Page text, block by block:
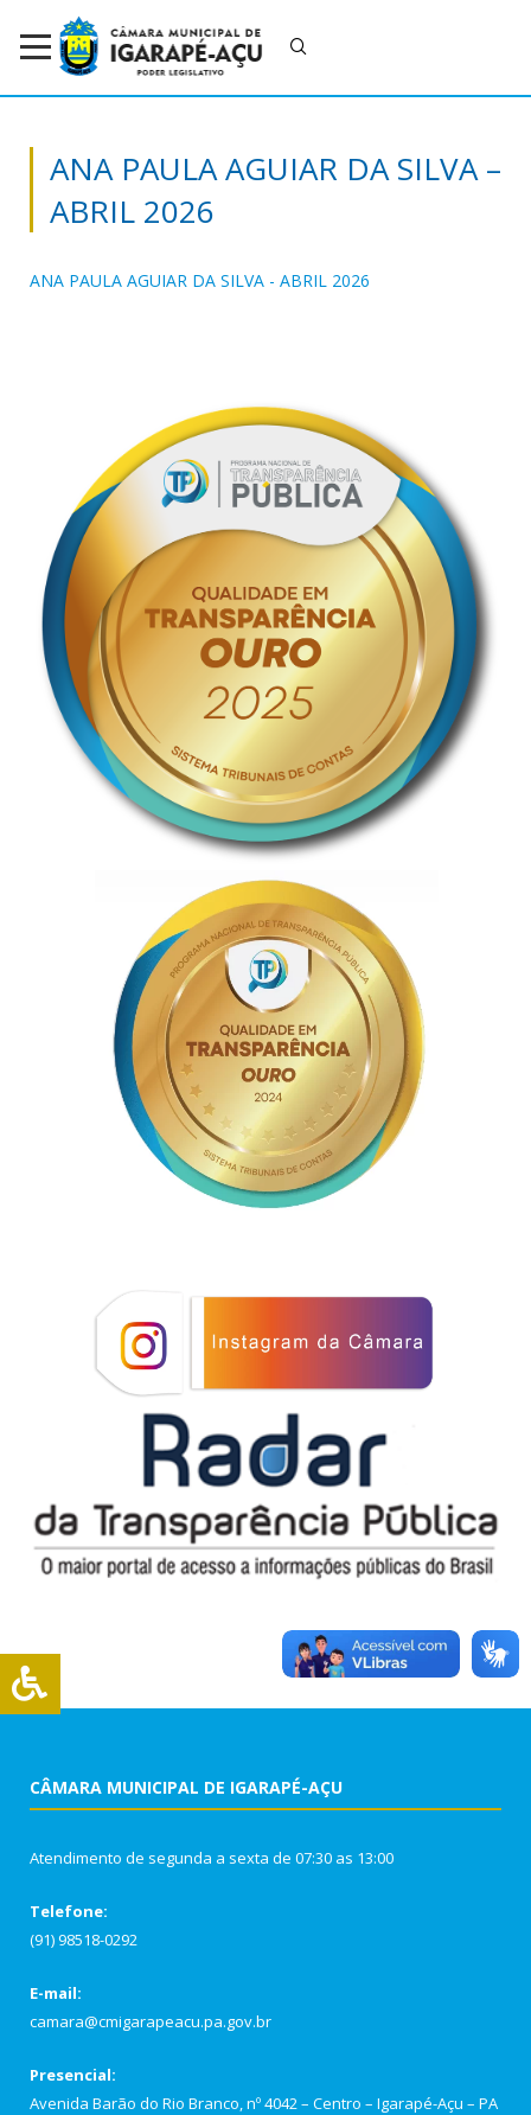
ANA PAULA AGUIAR DA SILVA –
ABRIL 2026
ANA PAULA AGUIAR DA SILVA - ABRIL 2026
CÂMARA MUNICIPAL DE IGARAPÉ-AÇU
Atendimento de segunda a sexta de 07:30 as 13:00
Telefone:
(91) 98518-0292
E-mail:
camara@cmigarapeacu.pa.gov.br
Presencial:
Avenida Barão do Rio Branco, nº 4042 – Centro – Igarapé-Açu – PA